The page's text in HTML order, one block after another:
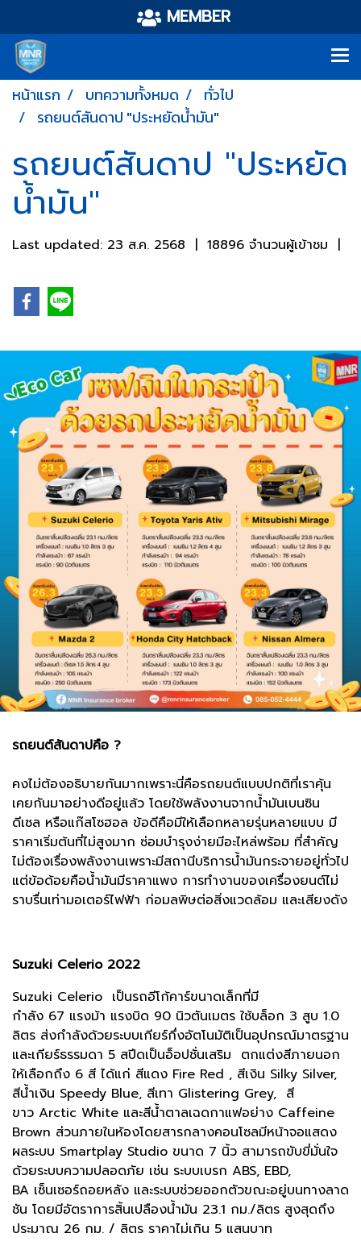
MEMBER
หน้าแรก บทความทั้งหมด
ทั่วไป
รถยนต์สันดาป "ประหยัดน้ำมัน"
รถยนต์สันดาป "ประหยัด
น้ำมัน"
Last updated: 23 ส.ค. 2568 | 18896 จำนวนผู้เข้าชม |
รถยนต์สันดาปคือ ?
คงไม่ต้องอธิบายกันมากเพราะนี่คือรถยนต์แบบปกติที่เราคุ้น
เคยกันมาอย่างดีอยู่แล้ว โดยใช้พลังงานจากน้ำมันเบนซิน
ดีเซล หรือแก๊สโซฮอล ข้อดีคือมีให้เลือกหลายรุ่นหลายแบบ มี
ราคาเริ่มต้นที่ไม่สูงมาก ซ่อมบำรุงง่ายมีอะไหล่พร้อม ที่สำคัญ
ไม่ต้องเรื่องพลังงานเพราะมีสถานีบริการน้ำมันกระจายอยู่ทั่วไป
แต่ข้อด้อยคือน้ำมันมีราคาแพง การทำงานของเครื่องยนต์ไม่
ราบรื่นเท่ามอเตอร์ไฟฟ้า ก่อมลพิษต่อสิ่งแวดล้อม และเสียงดัง
Suzuki Celerio 2022
Suzuki Celerio เป็นรถอีโก้คาร์ขนาดเล็กที่มี
กำลัง 67 แรงม้า แรงบิด 90 นิวตันเมตร ใช้บล็อก 3 สูบ 1.0
ลิตร ส่งกำลังด้วยระบบเกียร์กึ่งอัตโนมัติเป็นอุปกรณ์มาตรฐาน
และเกียร์ธรรมดา 5 สปีดเป็นอ็อปชั่นเสริม ตกแต่งสีภายนอก
ให้เลือกถึง 6 สี ได้แก่ สีแดง Fire Red , สีเงิน Silky Silver,
สีน้ำเงิน Speedy Blue, สีเทา Glistering Grey, สี
ขาว Arctic White และสีน้ำตาลเฉดกาแฟอย่าง Caffeine
Brown ส่วนภายในห้องโดยสารกลางคอนโซลมีหน้าจอแสดง
ผลระบบ Smartplay Studio ขนาด 7 นิ้ว สามารถขับขี่มั่นใจ
ด้วยระบบความปลอดภัย เช่น ระบบเบรก ABS, EBD,
BA เซ็นเซอร์ถอยหลัง และระบบช่วยออกตัวขณะอยู่บนทางลาด
ชัน โดยมีอัตราการสิ้นเปลืองน้ำมัน 23.1 กม./ลิตร สูงสุดถึง
ประมาณ 26 กม. / ลิตร ราคาไม่เกิน 5 แสนบาท